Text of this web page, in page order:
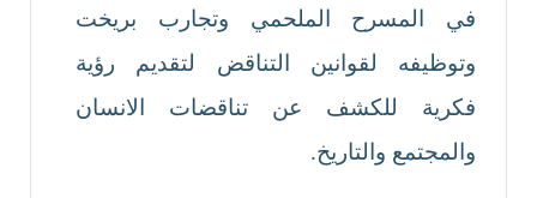
في المسرح الملحمي وتجارب بريخت
وتوظيفه لقوانين التناقض لتقديم رؤية
فكرية للكشف عن تناقضات الانسان
والمجتمع والتاريخ.